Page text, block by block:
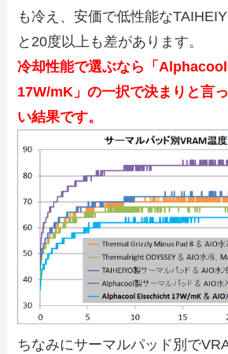
も冷え、安価で低性能な
と20度以上も差があります。
冷却性能で選ぶなら「
17W/mK」の一択で決まりと言
い結果です。
ちなみにサーマルパッド別で